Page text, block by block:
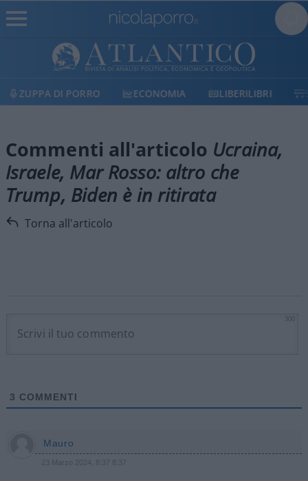
ZUPPA DI PORRO ECONOMIA LIBERILIBRI
Commenti all'articolo Ucraina,
Israele, Mar Rosso: altro che
Trump, Biden è in ritirata
Torna all'articolo
3 COMMENTI
Mauro
23 Marzo 2024, 8:37 8:37